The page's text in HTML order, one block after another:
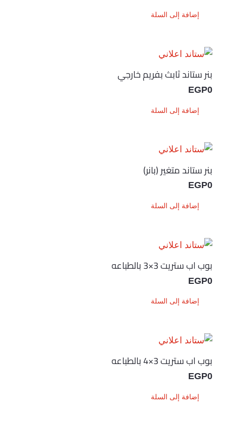
إضافة إلى السلة
بنر ستاند ثابث بفريم خارجي
EGP0
إضافة إلى السلة
بنر ستاند متغير (بانر)
EGP0
إضافة إلى السلة
بوب اب ستريت 3×3 بالطباعه
EGP0
إضافة إلى السلة
بوب اب ستريت 3×4 بالطباعه
EGP0
إضافة إلى السلة